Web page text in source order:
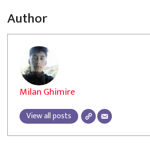
Author
Milan Ghimire
View all posts